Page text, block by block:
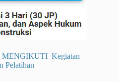
Kegiatan
Pelatihan